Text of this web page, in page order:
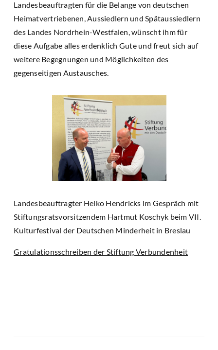
Landesbeauftragten für die Belange von deutschen
Heimatvertriebenen, Aussiedlern und Spätaussiedlern
des Landes Nordrhein-Westfalen, wünscht ihm für
diese Aufgabe alles erdenklich Gute und freut sich auf
weitere Begegnungen und Möglichkeiten des
gegenseitigen Austausches.
Landesbeauftragter Heiko Hendricks im Gespräch mit
Stiftungsratsvorsitzendem Hartmut Koschyk beim VII.
Kulturfestival der Deutschen Minderheit in Breslau
Gratulationsschreiben der Stiftung Verbundenheit